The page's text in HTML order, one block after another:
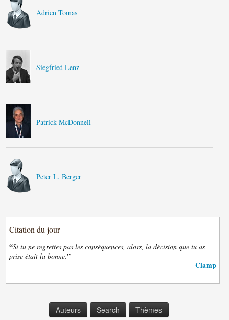
Adrien Tomas
Siegfried Lenz
Patrick McDonnell
Peter L. Berger
Citation du jour
“Si tu ne regrettes pas les conséquences, alors, la décision que tu as
prise était la bonne.”
— Clamp
Auteurs Search Thèmes